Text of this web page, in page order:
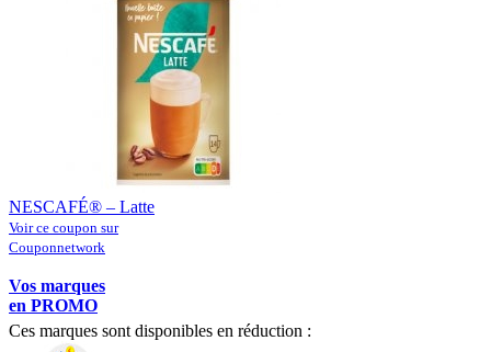
NESCAFÉ® – Latte
Voir ce coupon sur
Couponnetwork
Vos marques
en PROMO
Ces marques sont disponibles en réduction :